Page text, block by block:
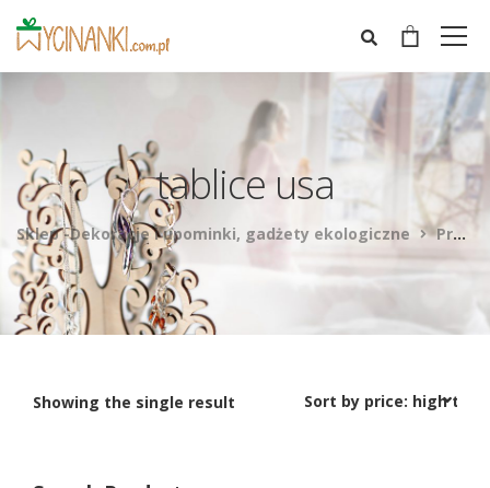
tablice usa
Sklep -Dekoracje i upominki, gadżety ekologiczne Products
Showing the single result